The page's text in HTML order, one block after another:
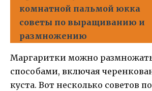
комнатной пальмой юкка
советы по выращиванию и
размножению
Маргаритки можно
способами, включая
куста. Вот несколько советов